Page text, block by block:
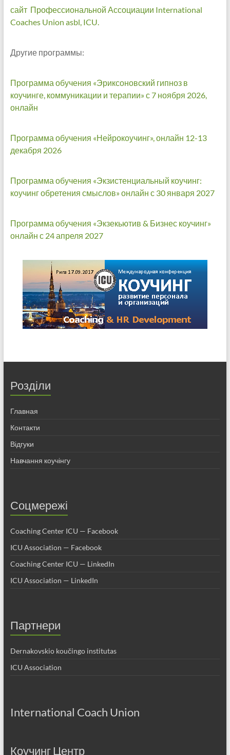
сайт Профессиональной Ассоциации International
Coaches Union asbl, ICU.
Другие программы:
Программа обучения «Эриксоновский гипноз в
коучинге, коммуникации и терапии» с 7 ноября 2026,
онлайн
Программа обучения «Нейрокоучинг», онлайн 12-13
декабря 2026
Программа обучения «Экзистенциальный коучинг:
коучинг обретения смыслов» онлайн с 30 января 2027
Программа обучения «Экзекьютив & Бизнес коучинг»
онлайн с 24 апреля 2027
Розділи
Главная
Контакти
Відгуки
Навчання коучінгу
Соцмережі
Coaching Center ICU — Facebook
ICU Association — Facebook
Coaching Center ICU — LinkedIn
ICU Association — LinkedIn
Партнери
Dernakovskio koučingo institutas
ICU Association
International Coach Union
Коучинг Центр